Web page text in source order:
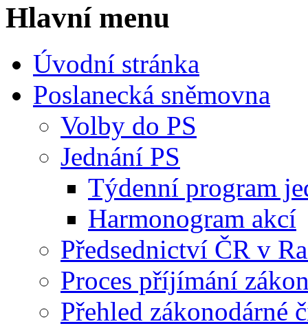
Hlavní menu
Úvodní stránka
Poslanecká sněmovna
Volby do PS
Jednání PS
Týdenní program
Harmonogram akcí
Předsednictví ČR v
Proces příjímání
Přehled zákonodárné